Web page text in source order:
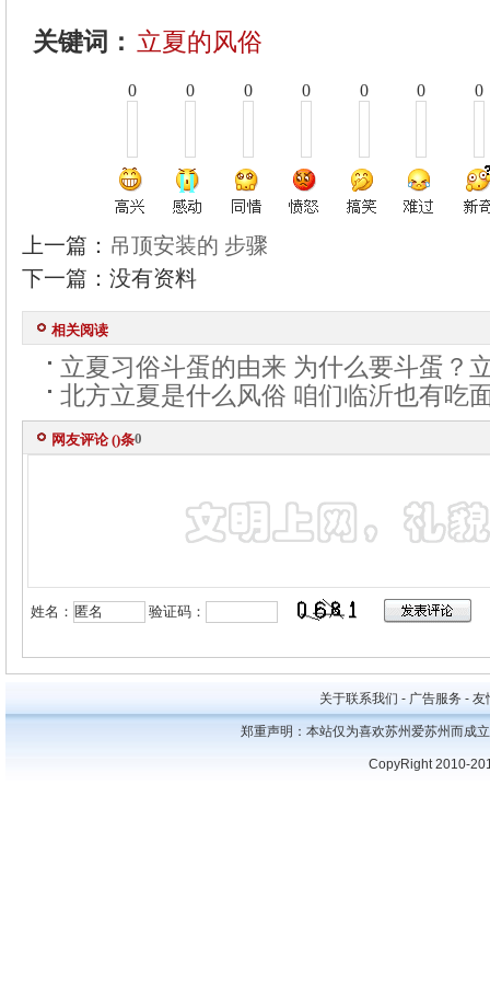
关键词： 立夏的风俗
0 0 0 0 0 0 0
上一篇： 吊顶安装的 步骤
下一篇：没有资料
相关阅读
立夏习俗斗蛋的由来 为什么要斗蛋？
北方立夏是什么风俗 咱们临沂也有吃
网友评论 ( 0
)条
姓名： 验证码：
关于联系我们 - 广告服务 -
郑重声明：本站仅为喜欢苏州爱苏州而成
CopyRight 2010-